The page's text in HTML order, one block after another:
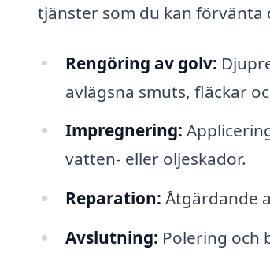
tjänster som du kan
Rengöring av golv:
avlägsna smuts, fläckar
Impregnering:
vatten- eller oljeskador.
Reparation: Åtgärdande
Avslutning: Polering och